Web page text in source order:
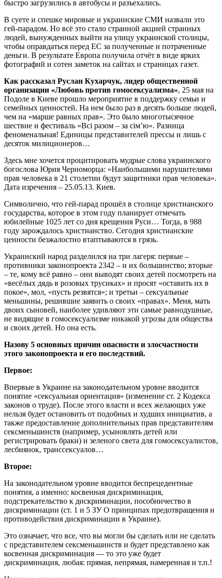
быстро загрузились в автобусы и разъехались.
В суете и спешке мировые и украинские СМИ назвали это
гей-парадом. Но всё это стало странной акцией странных
людей, вынужденных выйти на улицу украинской столицы,
чтобы оправдаться перед ЕС за полученные и потраченные
деньги. В результате Европа получила отчёт в виде ярких
фотографий и сотен заметок на сайтах и страницах газет.
Как рассказал Руслан Кухарчук, лидер общественной
организации «Любовь против гомосексуализма», 25 мая на
Подоле в Киеве прошло мероприятие в поддержку семьи и
семейных ценностей. На нем было раз в десять больше людей,
чем на «марше равных прав». Это было многотысячное
шествие и фестиваль «Всі разом – за сім’ю». Разница
феноменальная! Единицы представителей прессы и лишь с
десяток милиционеров…
Здесь мне хочется процитировать мудрые слова украинского
богослова Юрия Черноморца: «Наибольшими нарушителями
прав человека в 21 столетии будут защитники прав человека».
Дата изречения – 25.05.13. Киев.
Символично, что гей-парад прошёл в столице христианского
государства, которое в этом году планирует отмечать
юбилейные 1025 лет со дня крещения Руси… Тогда, в 988
году зарождалось христианство. Сегодня христианские
ценности безжалостно втаптываются в грязь.
Украинский народ разделился на три лагеря: первые –
противники законопроекта 2342 – и их большинство; вторые
– те, кому всё равно – они выводят своих детей посмотреть на
«весёлых дядь в розовых трусиках» и просят «оставить их в
покое», мол, «пусть резвятся»; и третьи – сексуальные
меньшины, решившие заявить о своих «правах». Меня, мать
двоих сыновей, наиболее удивляют эти самые равнодушные,
не видящие в гомосексуализме никакой угрозы для общества
и своих детей. Но она есть.
Назову 5 основных причин опасности и злосчастности
этого законопроекта и его последствий.
Первое:
Впервые в Украине на законодательном уровне вводится
понятие «сексуальная ориентация» (изменение ст. 2 Кодекса
законов о труде). После этого власти и всех желающих уже
нельзя будет остановить от подобных и худших инициатив, а
также предоставление дополнительных прав представителям
сексменьшинств (например, усыновлять детей или
регистрировать браки) и зеленого света для гомосексуалистов,
лесбиянок, транссексуалов…
Второе:
На законодательном уровне вводится беспрецедентные
понятия, а именно: косвенная дискриминация,
подстрекательство к дискриминации, пособничество в
дискриминации (ст. 1 и 5 ЗУ О принципах предотвращения и
противодействия дискриминации в Украине).
Это означает, что все, что вы могли бы сделать или не сделать
с представителем сексменьшинств и будет представлено как
косвенная дискриминация — то это уже будет
дискриминация, любая: прямая, непрямая, намеренная и т.п.!